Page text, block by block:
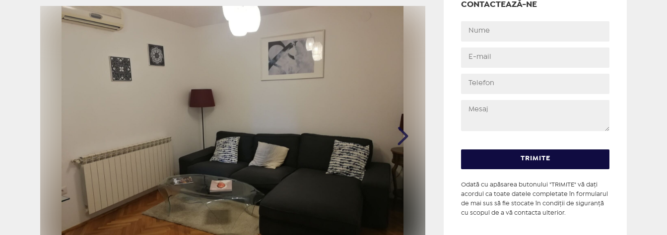
CONTACTEAZĂ-NE
Odată cu apăsarea butonului "TRIMITE" vă daţi
acordul ca toate datele completate în formularul
de mai sus să fie stocate în condiţii de siguranţă
cu scopul de a vă contacta ulterior.